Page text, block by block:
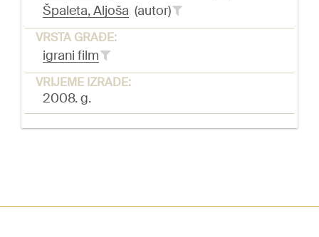
Špaleta, Aljoša (autor)
VRSTA GRAĐE:
igrani film
VRIJEME IZRADE:
2008. g.